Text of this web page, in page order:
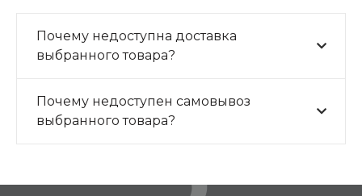
Почему недоступна доставка
выбранного товара?
Почему недоступен самовывоз
выбранного товара?